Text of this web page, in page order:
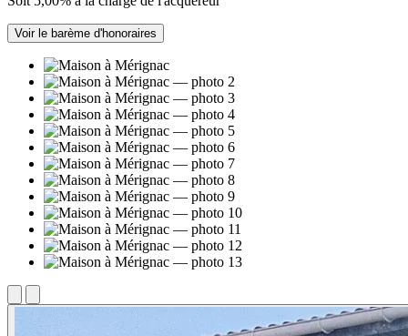
Voir le barème d'honoraires